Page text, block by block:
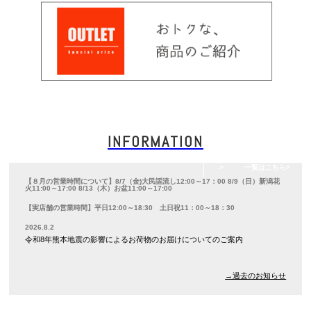
INFORMATION
【８月の営業時間について】8/7（金)大民謡流し12:00～17：00 8/9（日）新潟花
火11:00～17:00 8/13（木）お盆11:00～17:00
【実店舗の営業時間】平日12:00～18:30 土日祝11：00～18：30
2026.8.2
令和8年熊本地震の影響によるお荷物のお届けについてのご案内
→過去のお知らせ